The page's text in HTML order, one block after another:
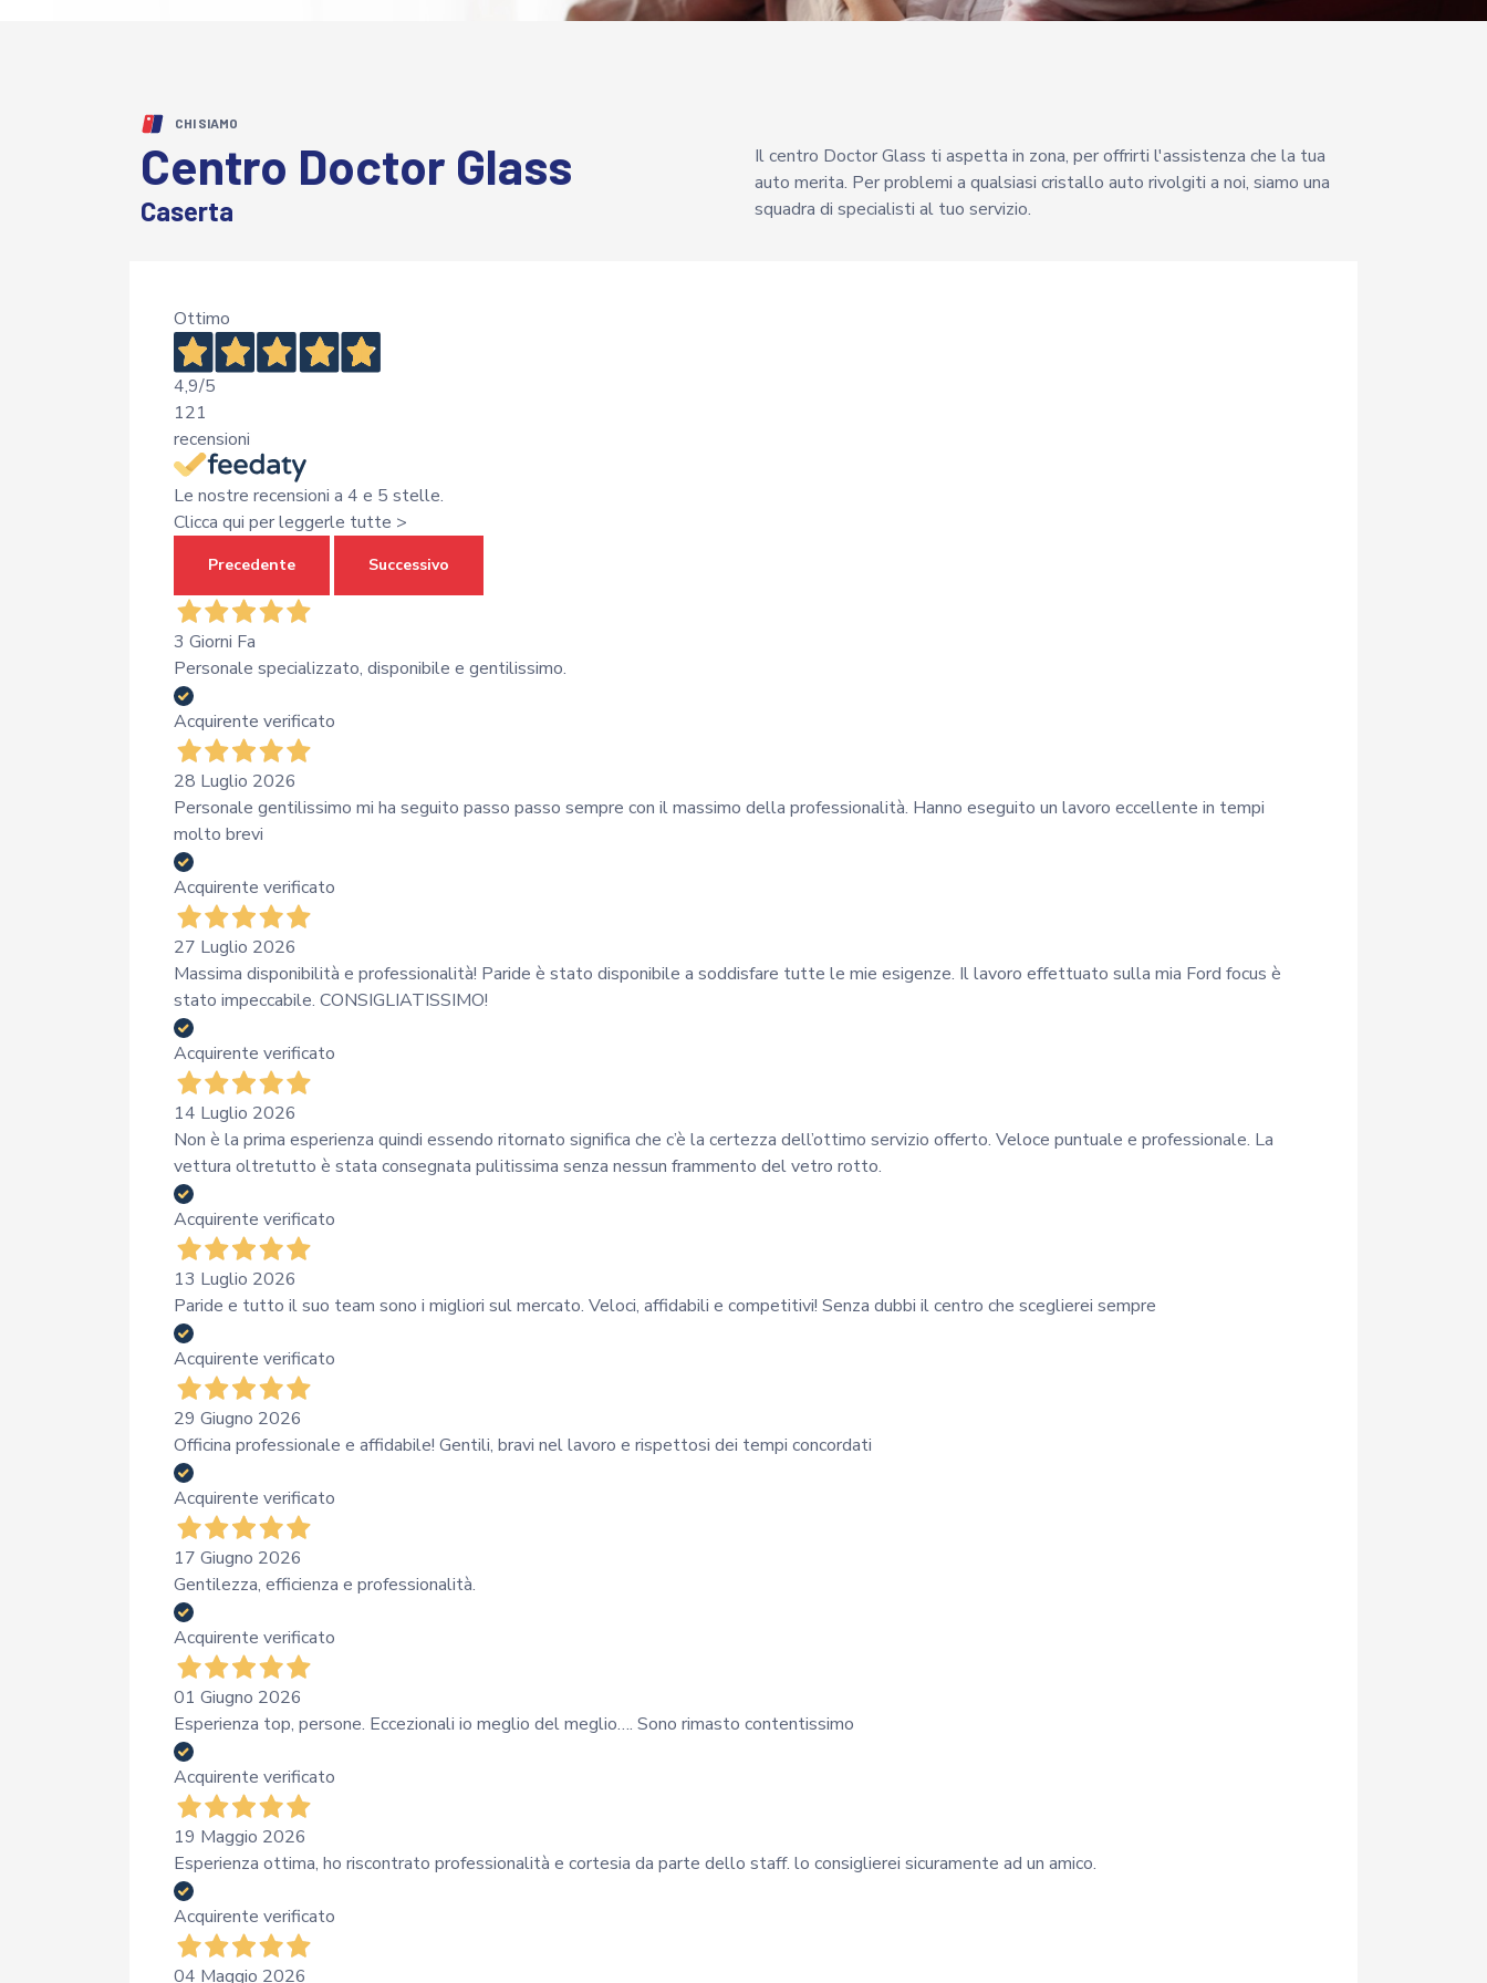
CHI SIAMO
Centro Doctor Glass
Caserta
Il centro Doctor Glass ti aspetta in zona, per offrirti l'assistenza che la tua
auto merita. Per problemi a qualsiasi cristallo auto rivolgiti a noi, siamo una
squadra di specialisti al tuo servizio.
Ottimo
4,9/5
121
recensioni
Le nostre recensioni a 4 e 5 stelle.
Clicca qui per leggerle tutte >
Precedente Successivo
3 Giorni Fa
Personale specializzato, disponibile e gentilissimo.
Acquirente verificato
28 Luglio 2026
Personale gentilissimo mi ha seguito passo passo sempre con il massimo della professionalità. Hanno eseguito un lavoro eccellente in tempi
molto brevi
Acquirente verificato
27 Luglio 2026
Massima disponibilità e professionalità! Paride è stato disponibile a soddisfare tutte le mie esigenze. Il lavoro effettuato sulla mia Ford focus è
stato impeccabile. CONSIGLIATISSIMO!
Acquirente verificato
14 Luglio 2026
Non è la prima esperienza quindi essendo ritornato significa che c’è la certezza dell’ottimo servizio offerto. Veloce puntuale e professionale. La
vettura oltretutto è stata consegnata pulitissima senza nessun frammento del vetro rotto.
Acquirente verificato
13 Luglio 2026
Paride e tutto il suo team sono i migliori sul mercato. Veloci, affidabili e competitivi! Senza dubbi il centro che sceglierei sempre
Acquirente verificato
29 Giugno 2026
Officina professionale e affidabile! Gentili, bravi nel lavoro e rispettosi dei tempi concordati
Acquirente verificato
17 Giugno 2026
Gentilezza, efficienza e professionalità.
Acquirente verificato
01 Giugno 2026
Esperienza top, persone. Eccezionali io meglio del meglio…. Sono rimasto contentissimo
Acquirente verificato
19 Maggio 2026
Esperienza ottima, ho riscontrato professionalità e cortesia da parte dello staff. lo consiglierei sicuramente ad un amico.
Acquirente verificato
04 Maggio 2026